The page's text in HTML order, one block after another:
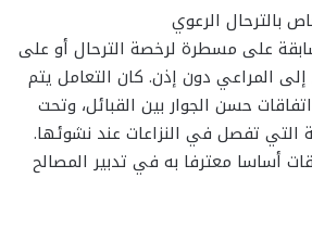
على مسطرة لرخصة الترحال أو على
المراعي دون إذن. كان التعامل يتم
حسن الجوار بين القبائل، وتحت
التي تفصل في النزاعات عند نشوئها.
أساسا معترفا به في تدبير المصالح